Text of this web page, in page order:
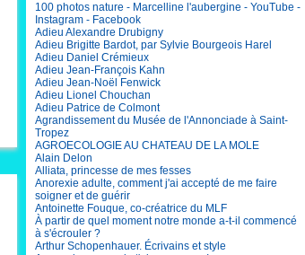
100 photos nature - Marcelline l'aubergine - YouTube -
Instagram - Facebook
Adieu Alexandre Drubigny
Adieu Brigitte Bardot, par Sylvie Bourgeois Harel
Adieu Daniel Crémieux
Adieu Jean-François Kahn
Adieu Jean-Noël Fenwick
Adieu Lionel Chouchan
Adieu Patrice de Colmont
Agrandissement du Musée de l'Annonciade à Saint-
Tropez
AGROECOLOGIE AU CHATEAU DE LA MOLE
Alain Delon
Alliata, princesse de mes fesses
Anorexie adulte, comment j'ai accepté de me faire
soigner et de guérir
Antoinette Fouque, co-créatrice du MLF
À partir de quel moment notre monde a-t-il commencé
à s'écrouler ?
Arthur Schopenhauer. Écrivains et style